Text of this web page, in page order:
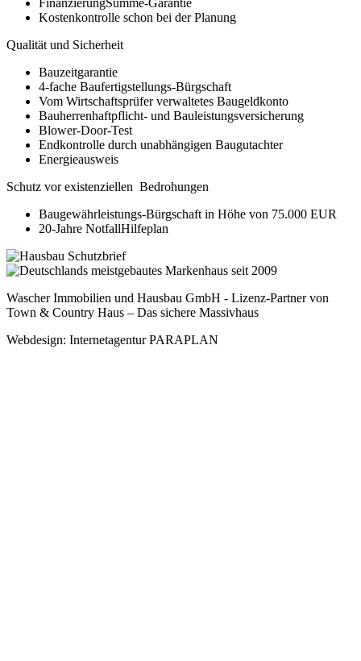
FinanzierungSumme-Garantie
Kostenkontrolle schon bei der Planung
Qualität und Sicherheit
Bauzeitgarantie
4-fache Baufertigstellungs-Bürgschaft
Vom Wirtschaftsprüfer verwaltetes Baugeldkonto
Bauherrenhaftpflicht- und Bauleistungsversicherung
Blower-Door-Test
Endkontrolle durch unabhängigen Baugutachter
Energieausweis
Schutz vor existenziellen Bedrohungen
Baugewährleistungs-Bürgschaft in Höhe von 75.000 EUR
20-Jahre NotfallHilfeplan
Wascher Immobilien und Hausbau GmbH - Lizenz-Partner von
Town & Country Haus – Das sichere Massivhaus
Webdesign: Internetagentur PARAPLAN